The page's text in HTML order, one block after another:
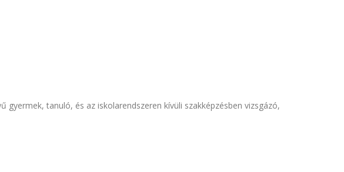
tanuló, és az iskolarendszeren kívüli szakképzésben vizsgázó,